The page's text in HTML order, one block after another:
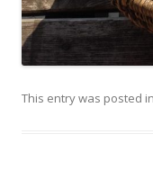
This entry was posted in